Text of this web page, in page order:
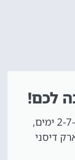
לכם!
אפשרות לרכוש כרטיס ל-2-7 ימים,
דיסני